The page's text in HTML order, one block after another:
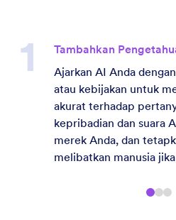
Tambahkan
Ajarkan AI Anda
atau kebijakan untuk
akurat terhadap
kepribadian dan suara
merek Anda, dan
melibatkan manusia